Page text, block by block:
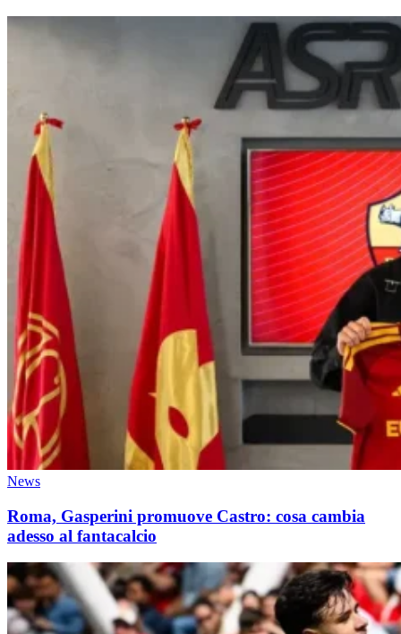
News
Roma, Gasperini promuove Castro: cosa cambia
adesso al fantacalcio